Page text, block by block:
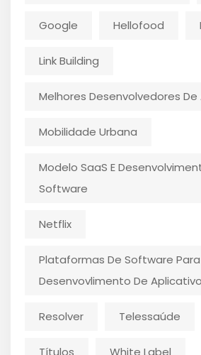
Google Hellofood
Link Building
Melhores Desenvolvedores
Mobilidade Urbana
Modelo SaaS E
Software
Netflix
Plataformas De Software Para
Desenvovlimento De
Resolver Telessaúde
Títulos White Label